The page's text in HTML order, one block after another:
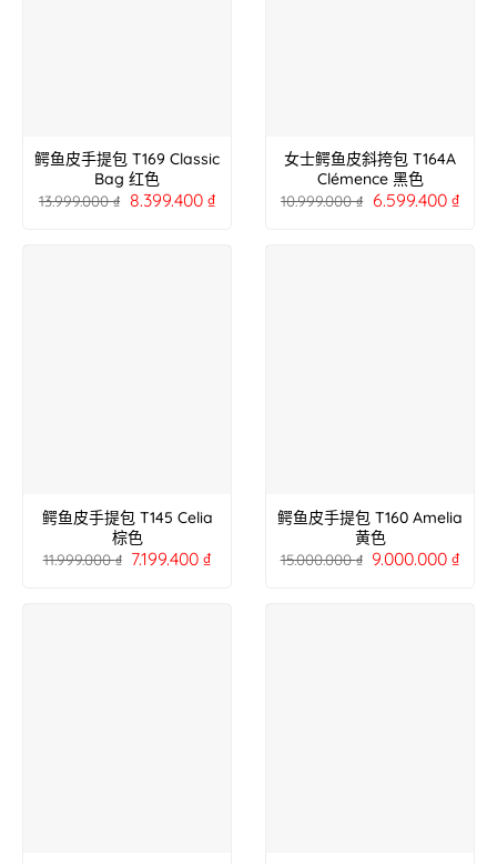
鳄鱼皮手提包 T169 Classic
Bag 红色
13.999.000₫ 8.399.400 ₫
女士鳄鱼皮斜挎包 T164A
Clémence 黑色
10.999.000₫ 6.599.400 ₫
鳄鱼皮手提包 T145 Celia
棕色
11.999.000₫ 7.199.400₫
鳄鱼皮手提包 T160 Amelia
黄色
15.000.000₫ 9.000.000₫